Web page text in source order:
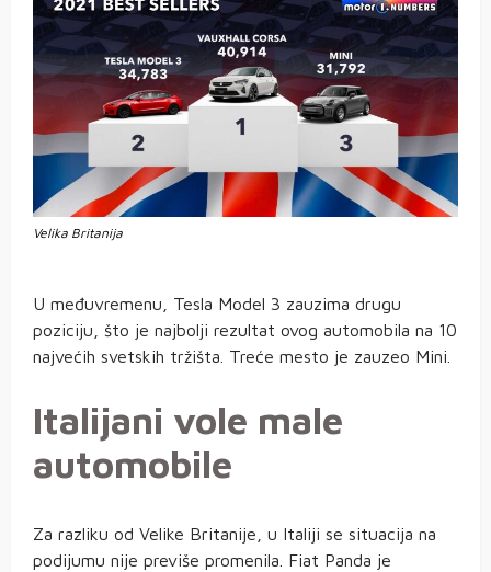
Velika Britanija
U međuvremenu, Tesla Model 3 zauzima drugu
poziciju, što je najbolji rezultat ovog automobila na 10
najvećih svetskih tržišta. Treće mesto je zauzeo Mini.
Italijani vole male
automobile
Za razliku od Velike Britanije, u Italiji se situacija na
podijumu nije previše promenila. Fiat Panda je